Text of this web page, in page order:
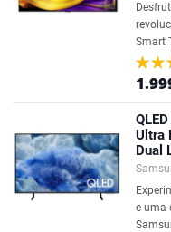
Smart
Ultra
Dual
e uma